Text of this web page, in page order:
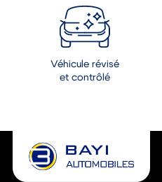
Véhicule révisé
et contrôlé